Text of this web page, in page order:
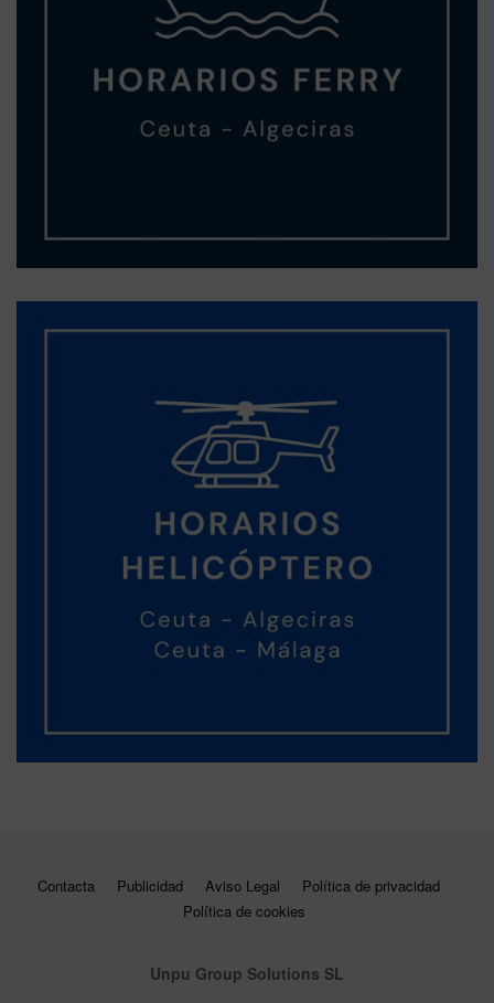
Contacta Publicidad Aviso Legal
Política de privacidad
Política de cookies
Unpu Group Solutions SL